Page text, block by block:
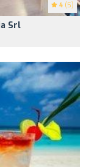
4 (5)
Srl